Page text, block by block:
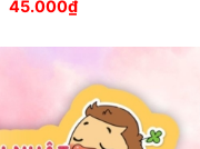
45.000₫